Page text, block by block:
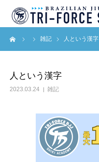
雑記 人という漢字
人という漢字
2023.03.24 雑記
ABOUT
BLOG
アクセス